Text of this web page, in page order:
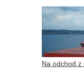
Na odchod z